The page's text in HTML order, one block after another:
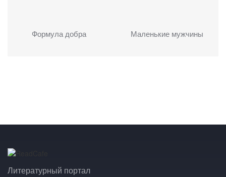
Формула добра Маленькие мужчины
Литературный портал